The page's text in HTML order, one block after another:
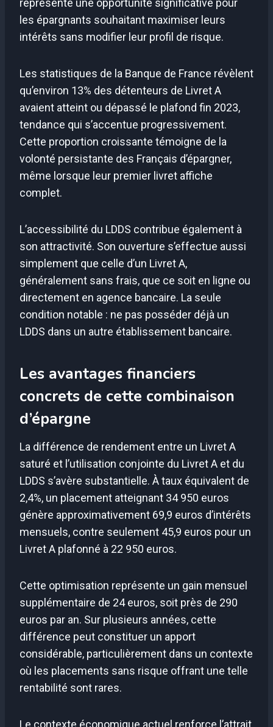
les épargnants souhaitant maximiser leurs
intérêts sans modifier leur profil de risque.
Les statistiques de la Banque de France révèlent
qu’environ 13% des détenteurs de Livret A
avaient atteint ou dépassé le plafond fin 2023,
tendance qui s’accentue progressivement.
Cette proportion croissante témoigne de la
volonté persistante des Français d’épargner,
même lorsque leur premier livret affiche
complet.
L’accessibilité du LDDS contribue également à
son attractivité. Son ouverture s’effectue aussi
simplement que celle d’un Livret A,
généralement sans frais, que ce soit en ligne ou
directement en agence bancaire. La seule
condition notable : ne pas posséder déjà un
LDDS dans un autre établissement bancaire.
Les avantages financiers
concrets de cette combinaison
d’épargne
La différence de rendement entre un Livret A
saturé et l’utilisation conjointe du Livret A et du
LDDS s’avère substantielle. À taux équivalent de
2,4%, un placement atteignant 34 950 euros
génère approximativement 69,9 euros d’intérêts
mensuels, contre seulement 45,9 euros pour un
Livret A plafonné à 22 950 euros.
Cette optimisation représente un gain mensuel
supplémentaire de 24 euros, soit près de 290
euros par an. Sur plusieurs années, cette
différence peut constituer un apport
considérable, particulièrement dans un contexte
où les placements sans risque offrant une telle
rentabilité sont rares.
Le contexte économique actuel renforce l’attrait